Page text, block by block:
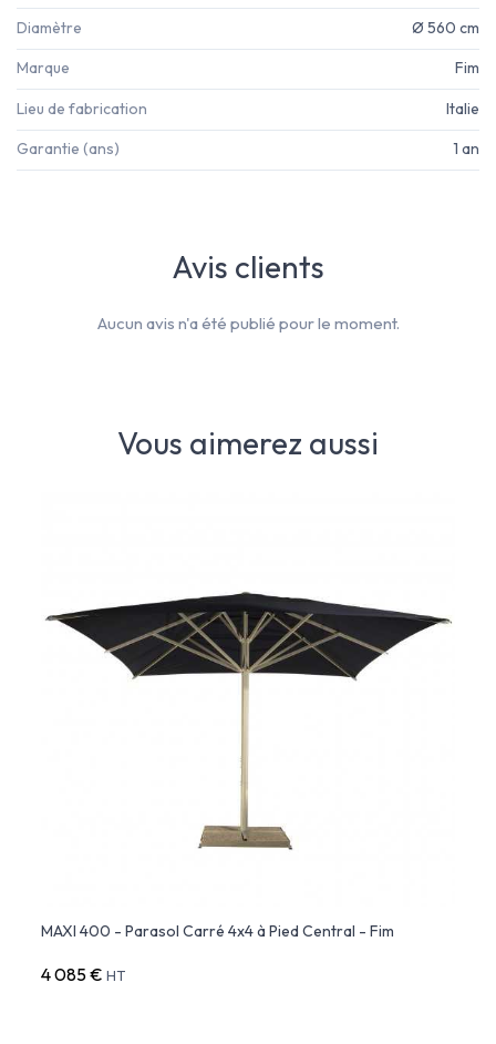
Diamètre Ø 560 cm
Marque Fim
Lieu de fabrication Italie
Garantie (ans) 1 an
Vous aimerez aussi
MAXI 400 - Parasol Carré 4x4 à Pied Central - Fim
4 085 € HT
Avis clients
Aucun avis n'a été publié pour le moment.